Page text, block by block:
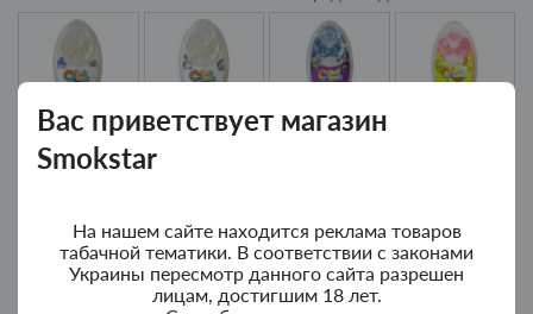
Вас приветствует магазин
Smokstar
На нашем сайте находится реклама товаров
табачной тематики. В соответствии с законами
Украины пересмотр данного сайта разрешен
лицам, достигшим 18 лет.
Освежающий
лед
Ментол - лед Черника - лед
Бубль-гум -
Черника